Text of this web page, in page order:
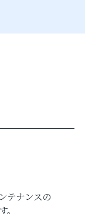
テナンスの